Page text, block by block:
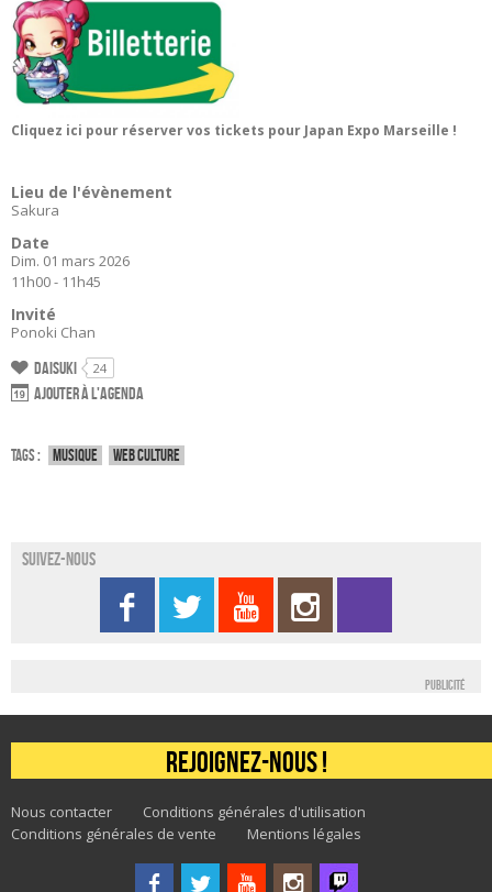
Cliquez ici pour réserver vos tickets pour Japan Expo Marseille !
Lieu de l'évènement
Sakura
Date
Dim. 01 mars 2026
11h00 - 11h45
Invité
Ponoki Chan
Daisuki 24
Ajouter à l'agenda
Tags : Musique Web culture
Suivez-nous
Publicité
Rejoignez-nous !
Nous contacter
Conditions générales d'utilisation
Conditions générales de vente
Mentions légales